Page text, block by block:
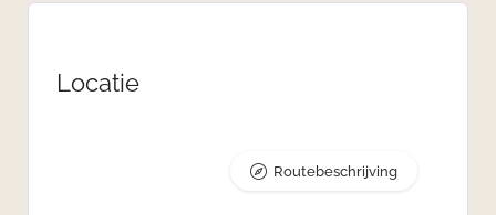
Locatie
Routebeschrijving